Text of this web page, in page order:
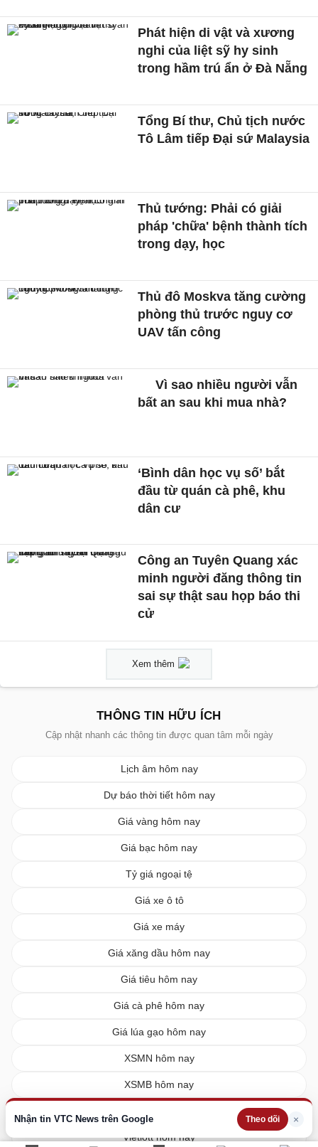
Nhận tin VTC News trên Google Theo dõi ×
Phát hiện di vật và xương
nghi của liệt sỹ hy sinh
trong hầm trú ẩn ở Đà Nẵng
Tổng Bí thư, Chủ tịch nước
Tô Lâm tiếp Đại sứ Malaysia
Thủ tướng: Phải có giải
pháp 'chữa' bệnh thành tích
trong dạy, học
Thủ đô Moskva tăng cường
phòng thủ trước nguy cơ
UAV tấn công
Vì sao nhiều người vẫn
bất an sau khi mua nhà?
‘Bình dân học vụ số’ bắt
đầu từ quán cà phê, khu
dân cư
Công an Tuyên Quang xác
minh người đăng thông tin
sai sự thật sau họp báo thi
cử
Xem thêm
THÔNG TIN HỮU ÍCH
Cập nhật nhanh các thông tin được quan tâm mỗi ngày
Lịch âm hôm nay
Dự báo thời tiết hôm nay
Giá vàng hôm nay
Giá bạc hôm nay
Tỷ giá ngoại tệ
Giá xe ô tô
Giá xe máy
Giá xăng dầu hôm nay
Giá tiêu hôm nay
Giá cà phê hôm nay
Giá lúa gạo hôm nay
XSMN hôm nay
XSMB hôm nay
Vietlott hôm nay